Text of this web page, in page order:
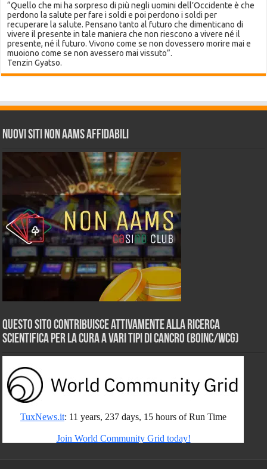
“Quello che mi ha sorpreso di più negli uomini dell’Occidente è che
perdono la salute per fare i soldi e poi perdono i soldi per
recuperare la salute. Pensano tanto al futuro che dimenticano di
vivere il presente in tale maniera che non riescono a vivere né il
presente, né il futuro. Vivono come se non dovessero morire mai e
muoiono come se non avessero mai vissuto”.
Tenzin Gyatso.
Nuovi siti non AAMS affidabili
Questo sito contribuisce attivamente alla ricerca
scientifica per la cura a vari tipi di Cancro (BOINC/WCG)